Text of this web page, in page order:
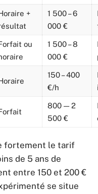
+
1 500 – 6
000 €
ou
1 500 – 8
000 €
150 – 400
€/h
800 — 2
500 €
fortement le tarif
de 5 ans de
entre 150 et 200 €
se situe